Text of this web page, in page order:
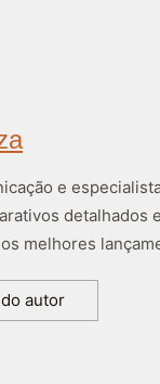
e
detalhados
melhores
autor